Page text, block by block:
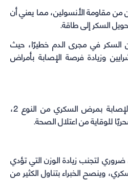
من مقاومة الأنسولين، مما يعني أن
السكر إلى طاقة.
السكر في مجرى الدم خطيرًا، حيث
وزيادة فرصة الإصابة بأمراض
بالإضافة إلى تقليل مخاطر الإصابة بمرض السكري من النوع 2،
للوقاية من اعتلال الصحة.
لتجنب زيادة الوزن التي تؤدي
وينصح الخبراء بتناول الكثير من